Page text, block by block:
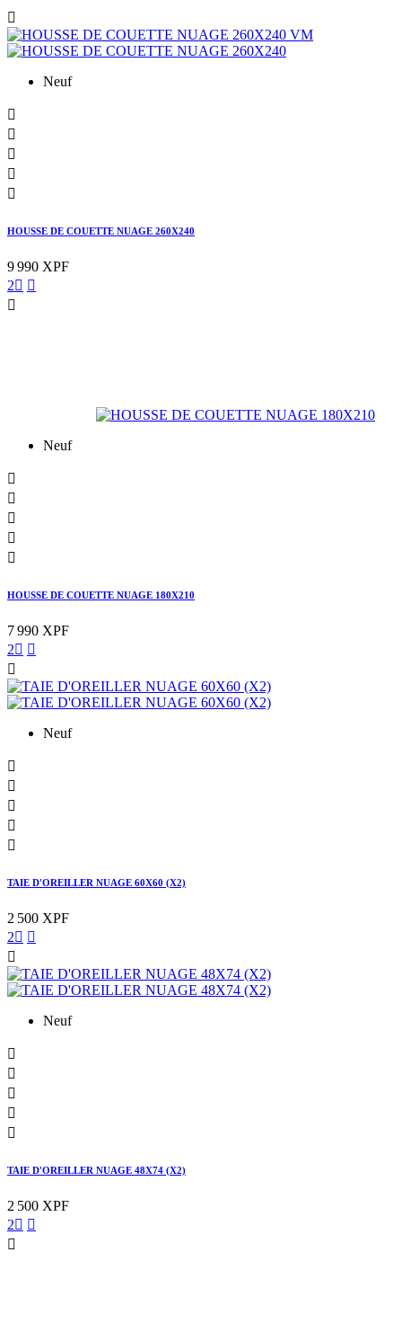

Neuf





HOUSSE DE COUETTE NUAGE 260X240
9 990 XPF
2 

Neuf





HOUSSE DE COUETTE NUAGE 180X210
7 990 XPF
2 

Neuf





TAIE D'OREILLER NUAGE 60X60 (X2)
2 500 XPF
2 

Neuf





TAIE D'OREILLER NUAGE 48X74 (X2)
2 500 XPF
2 
